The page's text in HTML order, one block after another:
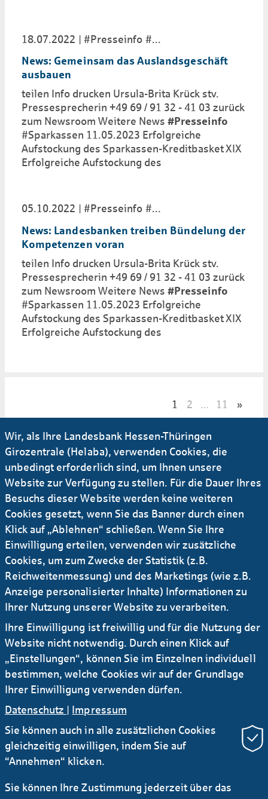
18.07.2022 #Presseinfo
...
News: Gemeinsam das Auslandsgeschäft
ausbauen
teilen Info drucken Ursula-Brita Krück stv.
Pressesprecherin +49 69 / 91 32 - 41 03 zurück
zum Newsroom Weitere News #Presseinfo
#Sparkassen 11.05.2023 Erfolgreiche
Aufstockung des Sparkassen-Kreditbasket XIX
Erfolgreiche Aufstockung des
05.10.2022 #Presseinfo
...
News: Landesbanken treiben Bündelung der
Kompetenzen voran
teilen Info drucken Ursula-Brita Krück stv.
Pressesprecherin +49 69 / 91 32 - 41 03 zurück
zum Newsroom Weitere News #Presseinfo
#Sparkassen 11.05.2023 Erfolgreiche
Aufstockung des Sparkassen-Kreditbasket XIX
Erfolgreiche Aufstockung des
1 2 … 11 »
Emissionen-Suche
Für insti­tutio­nelle Anleger: Suche nach Öffent­
lichen Pfand­briefen, Hypo­theken­pfand­briefen,
unge­deckten Inhaber­schuld­verschrei­bungen
und Debt Issuance Pro­gram­men der Helaba.
zur ISIN-Suche
Zertifikate-Portal
Sie suchen als Privat­kunde eine Retail-Emis­
sion der Helaba?
zum Helaba-Zertifikateportal
Wir, als Ihre Landesbank Hessen-Thüringen
Girozentrale (Helaba), verwenden Cookies, die
unbedingt erforderlich sind, um Ihnen unsere
Website zur Verfügung zu stellen. Für die Dauer Ihres
Besuchs dieser Website werden keine weiteren
Cookies gesetzt, wenn Sie das Banner durch einen
Klick auf „Ablehnen“ schließen. Wenn Sie Ihre
Einwilligung erteilen, verwenden wir zusätzliche
Cookies, um zum Zwecke der Statistik (z.B.
Reichweitenmessung) und des Marketings (wie z.B.
Anzeige personalisierter Inhalte) Informationen zu
Ihrer Nutzung unserer Website zu verarbeiten.
Ihre Einwilligung ist freiwillig und für die Nutzung der
Website nicht notwendig. Durch einen Klick auf
„Einstellungen“, können Sie im Einzelnen individuell
bestimmen, welche Cookies wir auf der Grundlage
Ihrer Einwilligung verwenden dürfen.
Datenschutz | Impressum
Sie können auch in alle zusätzlichen Cookies
gleichzeitig einwilligen, indem Sie auf
“Annehmen“ klicken.
Sie können Ihre Zustimmung jederzeit über das